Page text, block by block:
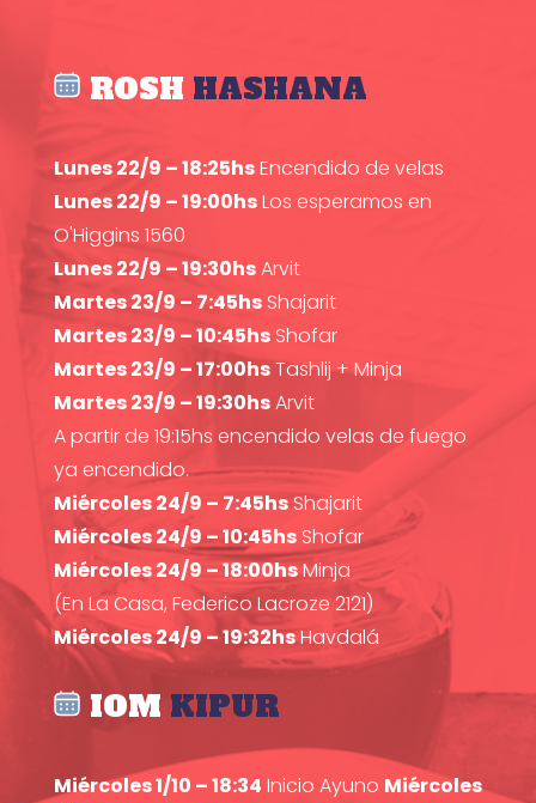
ROSH HASHANA
Lunes 22/9 – 18:25hsEncendido de velas
Lunes 22/9 – 19:00hsLos esperamos en
O'Higgins 1560
Lunes 22/9 – 19:30hsArvit
Martes 23/9 – 7:45hsShajarit
Martes 23/9 – 10:45hsShofar
Martes 23/9 – 17:00hsTashlij + Minja
Martes 23/9 – 19:30hsArvit
A partir de 19:15hs encendido velas de fuego
ya encendido.
Miércoles 24/9 – 7:45hsShajarit
Miércoles 24/9 – 10:45hsShofar
Miércoles 24/9 – 18:00hsMinja
(En La Casa, Federico Lacroze 2121)
Miércoles 24/9 – 19:32hsHavdalá
IOM KIPUR
Miércoles 1/10 – 18:34 Inicio Ayuno Miércoles